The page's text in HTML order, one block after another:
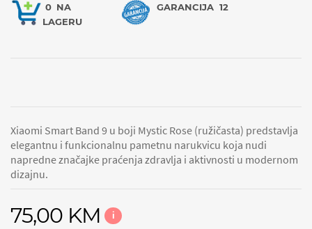
0 NA
LAGERU
GARANCIJA 12
Xiaomi Smart Band 9 u boji Mystic Rose (ružičasta) predstavlja
elegantnu i funkcionalnu pametnu narukvicu koja nudi
napredne značajke praćenja zdravlja i aktivnosti u modernom
dizajnu.
75,00 KM i